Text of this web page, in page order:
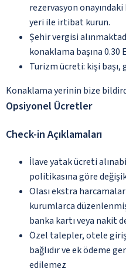
rezervasyon
yeri ile irtibat kurun.
Şehir vergisi
konaklama başına 0.30
Turizm ücreti: kişi başı,
Konaklama yerinin bize
Opsiyonel Ücretler
Check-in Açıklamaları
İlave yatak ücreti
politikasına göre
Olası ekstra
kurumlarca
banka kartı veya nakit
Özel talepler, otele
bağlıdır ve ek ödeme
edilemez